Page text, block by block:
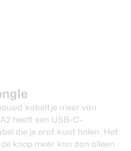
kabeltje meer van
heeft een USB-C-
die je eraf kunt halen. Het
knop meer kan dan alleen